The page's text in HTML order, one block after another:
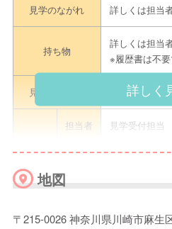
詳しく
見学のながれ 詳しくは担当
持ち物
詳しくは担当
※履歴書は不
見学申込方法 詳しくは担当
連絡先
担当者 見学受付担当
メール
ネット予 -
地図
〒215-0026 神奈川県川崎市麻生